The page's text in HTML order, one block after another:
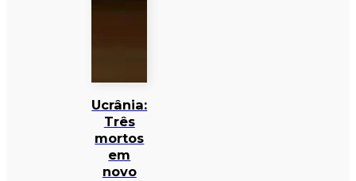
Ucrânia:
Três
mortos
em
novo